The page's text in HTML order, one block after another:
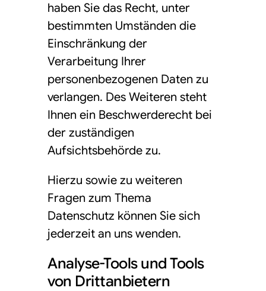
haben Sie das Recht, unter
bestimmten Umständen die
Einschränkung der
Verarbeitung Ihrer
personenbezogenen Daten zu
verlangen. Des Weiteren steht
Ihnen ein Beschwerderecht bei
der zuständigen
Aufsichtsbehörde zu.
Hierzu sowie zu weiteren
Fragen zum Thema
Datenschutz können Sie sich
jederzeit an uns wenden.
Analyse-Tools und Tools
von Dritt­anbietern